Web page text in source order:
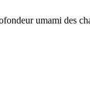
umami des